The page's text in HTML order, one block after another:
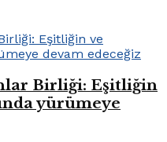
Birliği: Eşitliğin
yürümeye